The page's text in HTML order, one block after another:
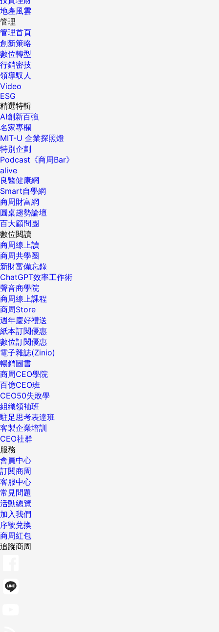
地產風雲
管理
管理首頁
創新策略
數位轉型
行銷密技
領導馭人
Video
ESG
精選特輯
AI創新百強
名家專欄
MIT-U 企業探照燈
特別企劃
Podcast《商周Bar》
alive
良醫健康網
Smart自學網
商周財富網
圓桌趨勢論壇
百大顧問團
數位閱讀
商周線上讀
商周共學圈
新財富備忘錄
ChatGPT效率工作術
聲音商學院
商周線上課程
商周Store
週年慶好禮送
紙本訂閱優惠
數位訂閱優惠
電子雜誌(Zinio)
暢銷圖書
商周CEO學院
百億CEO班
CEO50失敗學
組織領袖班
駐足思考表達班
客製企業培訓
CEO社群
服務
會員中心
訂閱商周
客服中心
常見問題
活動總覽
加入我們
序號兌換
商周紅包
追蹤商周